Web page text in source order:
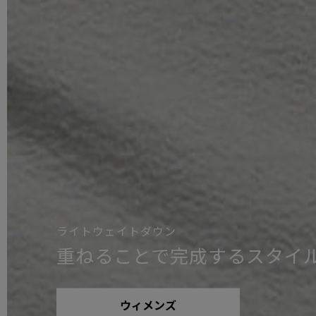
ライトウェイトダウン
重ねることで完成するスタイ
ウィメンズ